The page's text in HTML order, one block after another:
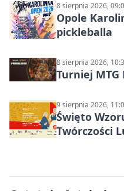
8 sierpnia 2026,
Opole
pickleballa
8 sierpnia 2026,
Turniej MTG
9 sierpnia 2026,
Święto
Twórczości